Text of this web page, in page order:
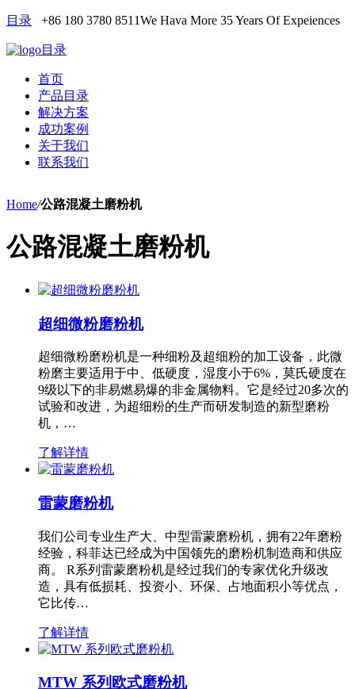
目录 +86 180 3780 8511We Hava More 35 Years Of Expeiences
目录
首页
产品目录
解决方案
成功案例
关于我们
联系我们
Home/公路混凝土磨粉机
公路混凝土磨粉机
超细微粉磨粉机
超细微粉磨粉机是一种细粉及超细粉的加工设备，此微
粉磨主要适用于中、低硬度，湿度小于6%，莫氏硬度在
9级以下的非易燃易爆的非金属物料。它是经过20多次的
试验和改进，为超细粉的生产而研发制造的新型磨粉
机，…
了解详情
雷蒙磨粉机
我们公司专业生产大、中型雷蒙磨粉机，拥有22年磨粉
经验，科菲达已经成为中国领先的磨粉机制造商和供应
商。 R系列雷蒙磨粉机是经过我们的专家优化升级改
造，具有低损耗、投资小、环保、占地面积小等优点，
它比传…
了解详情
MTW 系列欧式磨粉机